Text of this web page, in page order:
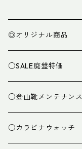
◎オリジナル商品
○SALE廃盤特価
○登山靴メンテナンス
○カラビナウォッチ